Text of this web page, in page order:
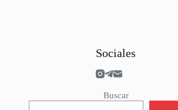
Sociales
Buscar